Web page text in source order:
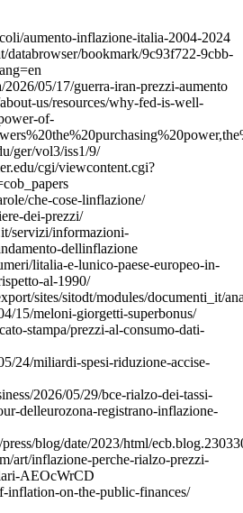
aumento-inflazione-italia-2004-2024
databrowser/bookmark/9c93f722-9cbb-
05/17/guerra-iran-prezzi-aumento
us/resources/why-fed-is-well-
of-
ger/vol3/iss1/9/
cgi/viewcontent.cgi?
che-cose-linflazione/
dei-prezzi/
servizi/informazioni-
dellinflazione
litalia-e-lunico-paese-europeo-in-
al-1990/
sites/sitodt/modules/documenti_it/
15/meloni-giorgetti-superbonus/
stampa/prezzi-al-consumo-dati-
24/miliardi-spesi-riduzione-accise-
2026/05/29/bce-rialzo-dei-tassi-
delleurozona-registrano-inflazione-
blog/date/2023/html/
art/inflazione-perche-rialzo-prezzi-
AEOcWrCD
inflation-on-the-public-finances/